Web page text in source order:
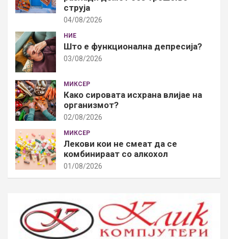
струја
04/08/2026
НИЕ
Што е функционална депресија?
03/08/2026
МИКСЕР
Како сировата исхрана влијае на
организмот?
02/08/2026
МИКСЕР
Лекови кои не смеат да се
комбинираат со алкохол
01/08/2026